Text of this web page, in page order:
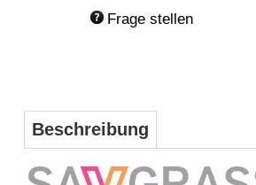
Frage stellen
Beschreibung